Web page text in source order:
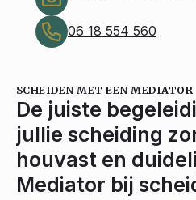
06 18 554 560
SCHEIDEN MET EEN MEDIATOR
De juiste
jullie scheiding
houvast en
Mediator bij